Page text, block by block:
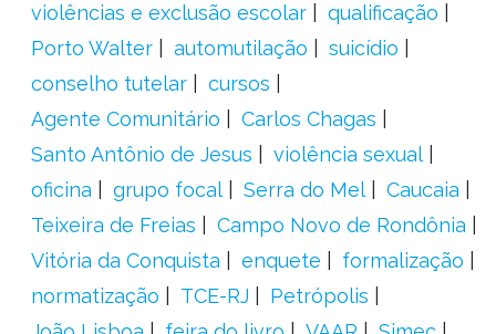
violências e exclusão escolar
qualificação
Porto Walter
automutilação
suicídio
conselho tutelar
cursos
Agente Comunitário
Carlos Chagas
Santo Antônio de Jesus
violência sexual
oficina
grupo focal Serra do Mel
Caucaia
Teixeira de Freias
Campo Novo de Rondônia
Vitória da Conquista
enquete
formalização
normatização
TCE-RJ
Petrópolis